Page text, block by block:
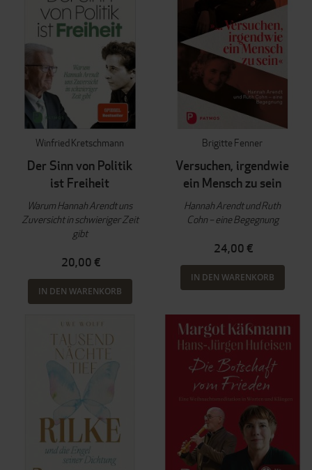
Winfried Kretschmann
Der Sinn von Politik
ist Freiheit
Warum Hannah Arendt uns
Zuversicht in schwieriger Zeit
gibt
20,00 €
IN DEN WARENKORB
Brigitte Fenner
Versuchen, irgendwie
ein Mensch zu sein
Hannah Arendt und Ruth
Cohn – eine Begegnung
24,00 €
IN DEN WARENKORB